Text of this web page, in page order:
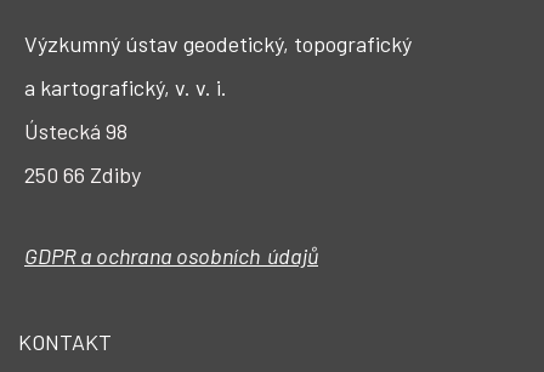
Výzkumný ústav geodetický, topografický
a kartografický, v. v. i.
Ústecká 98
250 66 Zdiby
GDPR a ochrana osobních údajů
KONTAKT